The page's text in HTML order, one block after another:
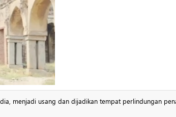
menjadi usang dan dijadikan tempat perlindungan